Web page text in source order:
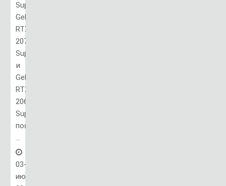
Super,
GeForce
RTX
2070
Super
и
GeForce
RTX
2060
Super
появились
...
03-
июл,